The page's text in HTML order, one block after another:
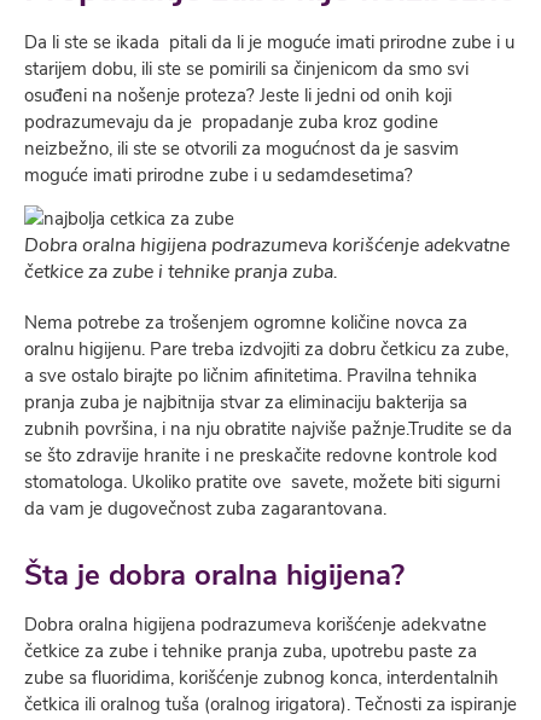
Da li ste se ikada pitali da li je moguće imati prirodne zube i u
starijem dobu, ili ste se pomirili sa činjenicom da smo svi
osuđeni na nošenje proteza? Jeste li jedni od onih koji
podrazumevaju da je propadanje zuba kroz godine
neizbežno, ili ste se otvorili za mogućnost da je sasvim
moguće imati prirodne zube i u sedamdesetima?
Dobra oralna higijena podrazumeva korišćenje adekvatne
četkice za zube i tehnike pranja zuba.
Nema potrebe za trošenjem ogromne količine novca za
oralnu higijenu. Pare treba izdvojiti za dobru četkicu za zube,
a sve ostalo birajte po ličnim afinitetima. Pravilna tehnika
pranja zuba je najbitnija stvar za eliminaciju bakterija sa
zubnih površina, i na nju obratite najviše pažnje.Trudite se da
se što zdravije hranite i ne preskačite redovne kontrole kod
stomatologa. Ukoliko pratite ove savete, možete biti sigurni
da vam je dugovečnost zuba zagarantovana.
Šta je dobra oralna higijena?
Dobra oralna higijena podrazumeva korišćenje adekvatne
četkice za zube i tehnike pranja zuba, upotrebu paste za
zube sa fluoridima, korišćenje zubnog konca, interdentalnih
četkica ili oralnog tuša (oralnog irigatora). Tečnosti za ispiranje